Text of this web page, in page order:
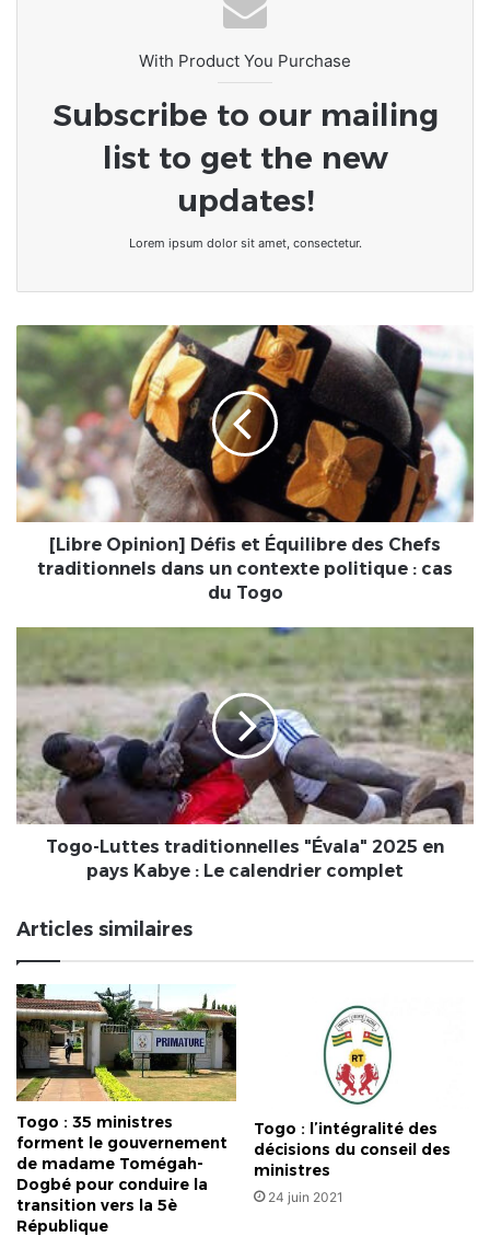
With Product You Purchase
Subscribe to our mailing
list to get the new
updates!
Lorem ipsum dolor sit amet, consectetur.
[Libre
Opinion]
Défis
et
Équilibre
des
Chefs
traditionnels
dans
contexte
Togo
[Libre Opinion] Défis et Équilibre des Chefs
traditionnels dans un contexte politique : cas
du Togo
Luttes
traditionnelles
2025
en
pays
Kabye
:
Togo-Luttes traditionnelles "Évala" 2025 en
pays Kabye : Le calendrier complet
Articles similaires
Togo : 35 ministres
forment le gouvernement
de madame Tomégah-
Dogbé pour conduire la
transition vers la 5è
République
Togo : l’intégralité des
décisions du conseil des
ministres
24 juin 2021